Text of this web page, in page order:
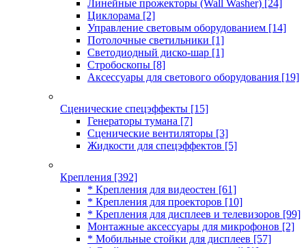
Линейные прожекторы (Wall Washer) [24]
Циклорама [2]
Управление световым оборудованием [14]
Потолочные светильники [1]
Светодиодный диско-шар [1]
Стробоскопы [8]
Аксессуары для светового оборудования [19]
Сценические спецэффекты [15]
Генераторы тумана [7]
Сценические вентиляторы [3]
Жидкости для спецэффектов [5]
Крепления [392]
* Крепления для видеостен [61]
* Крепления для проекторов [10]
* Крепления для дисплеев и телевизоров [99]
Монтажные аксессуары для микрофонов [2]
* Мобильные стойки для дисплеев [57]